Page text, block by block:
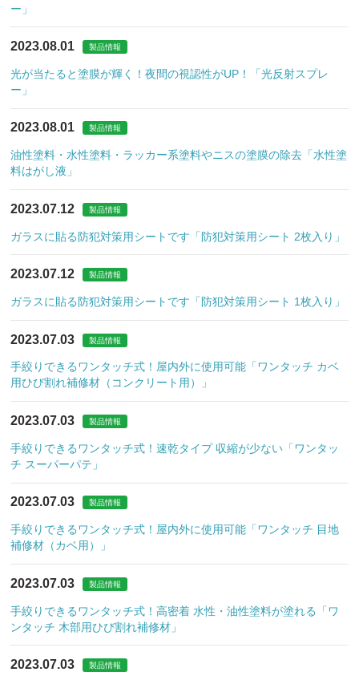
ー」
2023.08.01 製品情報
光が当たると塗膜が輝く！夜間の視認性がUP！「光反射スプレ
ー」
2023.08.01 製品情報
油性塗料・水性塗料・ラッカー系塗料やニスの塗膜の除去「水性塗
料はがし液」
2023.07.12 製品情報
ガラスに貼る防犯対策用シートです「防犯対策用シート 2枚入り」
2023.07.12 製品情報
ガラスに貼る防犯対策用シートです「防犯対策用シート 1枚入り」
2023.07.03 製品情報
手絞りできるワンタッチ式！屋内外に使用可能「ワンタッチ カベ
用ひび割れ補修材（コンクリート用）」
2023.07.03 製品情報
手絞りできるワンタッチ式！速乾タイプ 収縮が少ない「ワンタッ
チ スーパーパテ」
2023.07.03 製品情報
手絞りできるワンタッチ式！屋内外に使用可能「ワンタッチ 目地
補修材（カベ用）」
2023.07.03 製品情報
手絞りできるワンタッチ式！高密着 水性・油性塗料が塗れる「ワ
ンタッチ 木部用ひび割れ補修材」
2023.07.03 製品情報